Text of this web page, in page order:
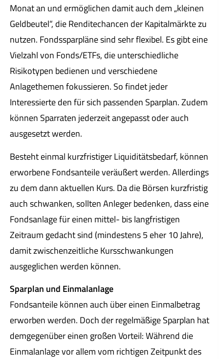
Monat an und ermöglichen damit auch dem „kleinen
Geldbeutel“, die Renditechancen der Kapitalmärkte zu
nutzen. Fondssparpläne sind sehr flexibel. Es gibt eine
Vielzahl von Fonds/ETFs, die unterschiedliche
Risikotypen bedienen und verschiedene
Anlagethemen fokussieren. So findet jeder
Interessierte den für sich passenden Sparplan. Zudem
können Sparraten jederzeit angepasst oder auch
ausgesetzt werden.
Besteht einmal kurzfristiger Liquiditätsbedarf, können
erworbene Fondsanteile veräußert werden. Allerdings
zu dem dann aktuellen Kurs. Da die Börsen kurzfristig
auch schwanken, sollten Anleger bedenken, dass eine
Fondsanlage für einen mittel- bis langfristigen
Zeitraum gedacht sind (mindestens 5 eher 10 Jahre),
damit zwischenzeitliche Kursschwankungen
ausgeglichen werden können.
Sparplan und Einmalanlage
Fondsanteile können auch über einen Einmalbetrag
erworben werden. Doch der regelmäßige Sparplan hat
demgegenüber einen großen Vorteil: Während die
Einmalanlage vor allem vom richtigen Zeitpunkt des